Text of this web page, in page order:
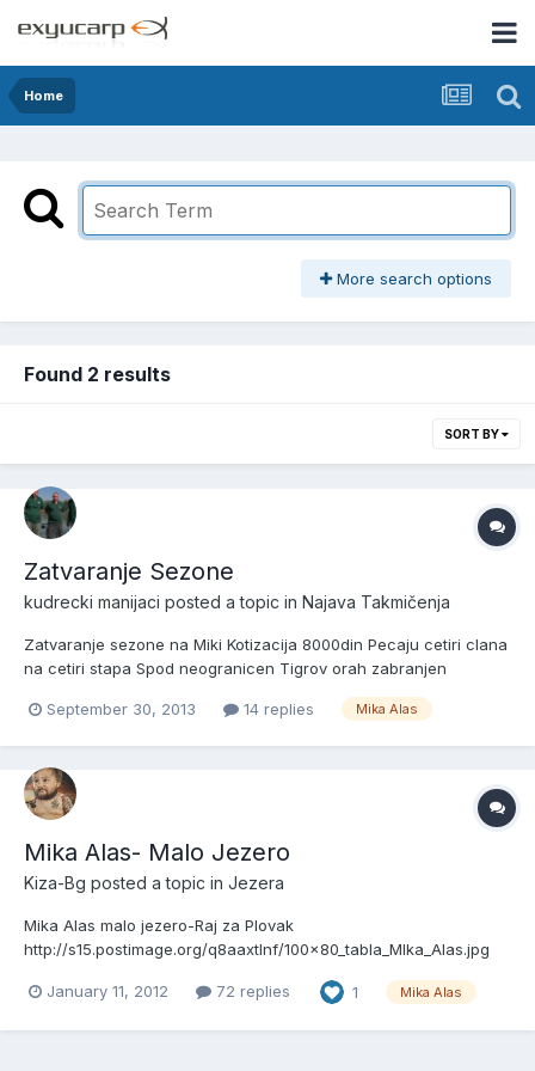
Home
More search options
Found 2 results
SORT BY
Zatvaranje Sezone
kudrecki manijaci posted a topic in Najava Takmičenja
Zatvaranje sezone na Miki Kotizacija 8000din Pecaju cetiri clana
na cetiri stapa Spod neogranicen Tigrov orah zabranjen
0653333282
September 30, 2013 14 replies Mika Alas
Mika Alas- Malo Jezero
Kiza-Bg posted a topic in Jezera
Mika Alas malo jezero-Raj za Plovak
http://s15.postimage.org/q8aaxtlnf/100x80_tabla_MIka_Alas.jpg
jezero, prosiren je mali revir koji je namenjen iskljucivo
January 11, 2012 72 replies 1 Mika Alas